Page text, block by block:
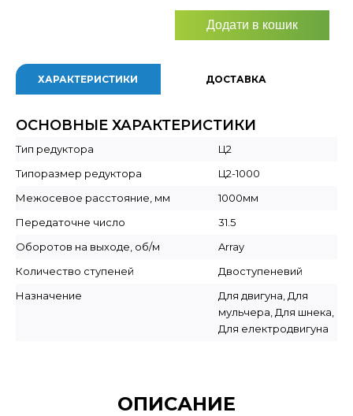
Додати в кошик
ХАРАКТЕРИСТИКИ ДОСТАВКА
ОСНОВНЫЕ ХАРАКТЕРИСТИКИ
Тип редуктора
Ц2
Типоразмер редуктора
Ц2-1000
Межосевое расстояние, мм
1000мм
Передаточне число
31.5
Оборотов на выходе, об/м
Array
Количество ступеней
Двоступеневий
Назначение
Для двигуна, Для
мульчера, Для шнека,
Для електродвигуна
ОПИСАНИЕ